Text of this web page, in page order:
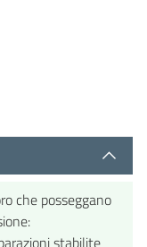
che posseggano